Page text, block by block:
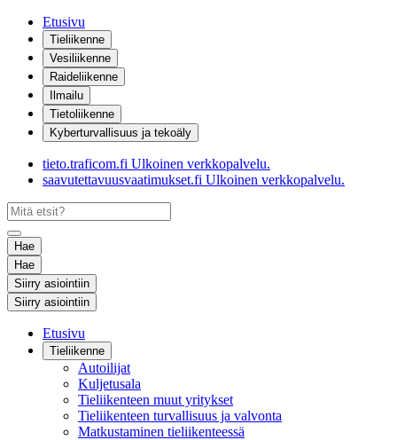
Etusivu
Tieliikenne
Vesiliikenne
Raideliikenne
Ilmailu
Tietoliikenne
Kyberturvallisuus ja tekoäly
tieto.traficom.fi Ulkoinen verkkopalvelu.
saavutettavuusvaatimukset.fi Ulkoinen verkkopalvelu.
Hae
Hae
Siirry asiointiin
Siirry asiointiin
Etusivu
Tieliikenne
Autoilijat
Kuljetusala
Tieliikenteen muut yritykset
Tieliikenteen turvallisuus ja valvonta
Matkustaminen tieliikenteessä